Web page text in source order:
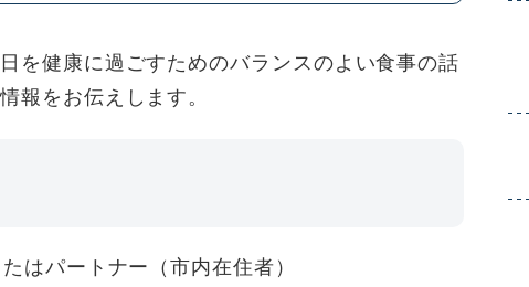
を健康に過ごすためのバランスのよい食事の話
報をお伝えします。
はパートナー（市内在住者）